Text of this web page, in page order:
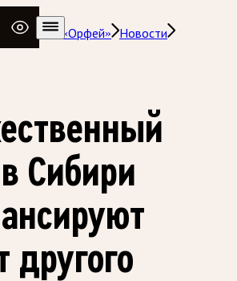
музыки «Орфей»
Новости
Сибири
другого